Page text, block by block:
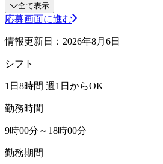
全て表示
応募画面に進む
情報更新日：2026年8月6日
シフト
1日8時間 週1日からOK
勤務時間
9時00分～18時00分
勤務期間